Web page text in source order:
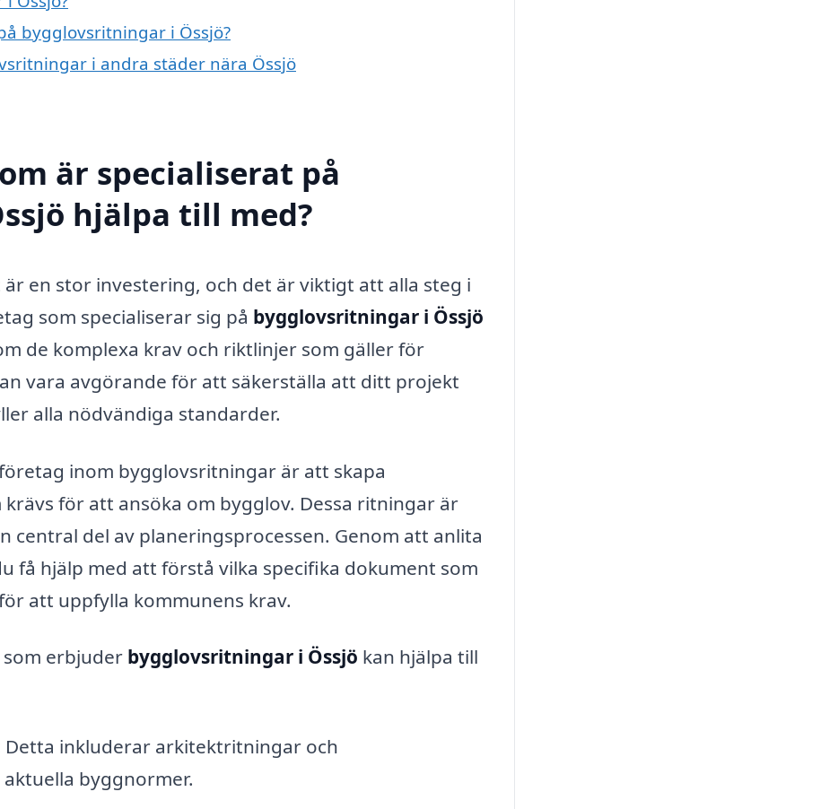
bygglovsritningar i Össjö?
i andra städer nära Össjö
är specialiserat på
hjälpa till med?
en stor investering, och det är viktigt att alla steg i
som specialiserar sig på bygglovsritningar i Össjö
de komplexa krav och riktlinjer som gäller för
vara avgörande för att säkerställa att ditt projekt
alla nödvändiga standarder.
inom bygglovsritningar är att skapa
för att ansöka om bygglov. Dessa ritningar är
central del av planeringsprocessen. Genom att anlita
få hjälp med att förstå vilka specifika dokument som
att uppfylla kommunens krav.
erbjuder bygglovsritningar i Össjö kan hjälpa till
Detta inkluderar arkitektritningar och
byggnormer.